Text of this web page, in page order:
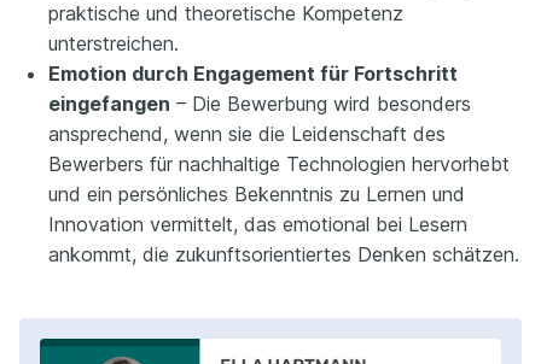
praktische und theoretische Kompetenz
unterstreichen.
Emotion durch Engagement für Fortschritt
eingefangen – Die Bewerbung wird besonders
ansprechend, wenn sie die Leidenschaft des
Bewerbers für nachhaltige Technologien hervorhebt
und ein persönliches Bekenntnis zu Lernen und
Innovation vermittelt, das emotional bei Lesern
ankommt, die zukunftsorientiertes Denken schätzen.